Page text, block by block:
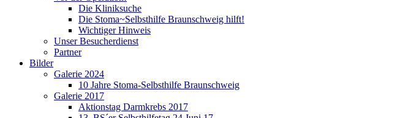
Die Kliniksuche
Die Stoma~Selbsthilfe Braunschweig hilft!
Wichtiger Hinweis
Unser Besucherdienst
Partner
Bilder
Galerie 2024
10 Jahre Stoma-Selbsthilfe Braunschweig
Galerie 2017
Aktionstag Darmkrebs 2017